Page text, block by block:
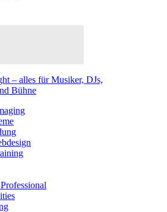
– alles für Musiker, DJs,
Bühne